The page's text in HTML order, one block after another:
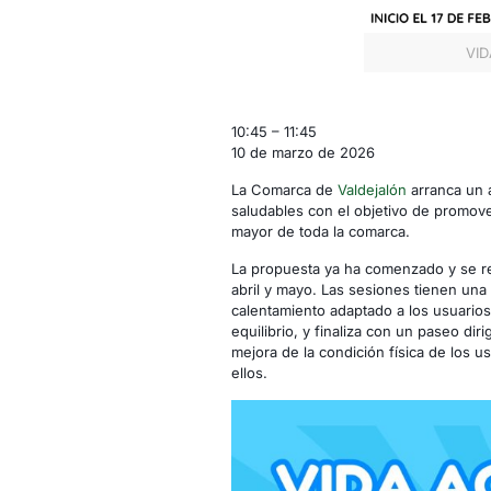
Vida
Activa
Salillas
de
Jalón
10:45 – 11:45
10 de marzo de 2026
La Comarca de Valdejalón arranca un
saludables con el objetivo de
mayor de toda la comarca.
La propuesta ya ha comenzado y se
abril y mayo. Las sesiones tienen
calentamiento adaptado a los
equilibrio, y finaliza con un paseo
mejora de la condición física de los
ellos.